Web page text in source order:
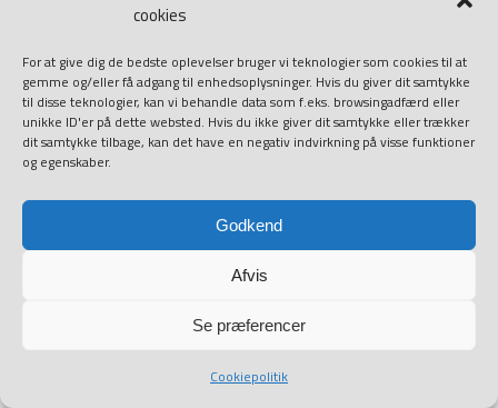
cookies
For at give dig de bedste oplevelser bruger vi teknologier som cookies til at
gemme og/eller få adgang til enhedsoplysninger. Hvis du giver dit samtykke
til disse teknologier, kan vi behandle data som f.eks. browsingadfærd eller
unikke ID'er på dette websted. Hvis du ikke giver dit samtykke eller trækker
dit samtykke tilbage, kan det have en negativ indvirkning på visse funktioner
og egenskaber.
Godkend
Afvis
Se præferencer
Cookiepolitik